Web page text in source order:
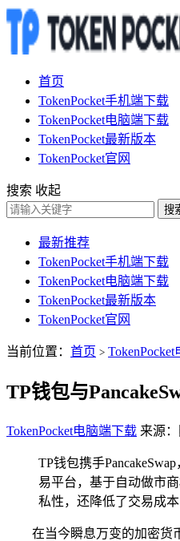
首页
TokenPocket手机端下载
TokenPocket电脑端下载
TokenPocket最新版本
TokenPocket官网
搜索 收起
搜
最新推荐
TokenPocket手机端下载
TokenPocket电脑端下载
TokenPocket最新版本
TokenPocket官网
当前位置： 首页 >
TP钱包与
TokenPocket电脑端下载 来源
TP钱包携手
易平台，基于自动做市
私性，还降低了交易成
在当今瞬息万变的加密货